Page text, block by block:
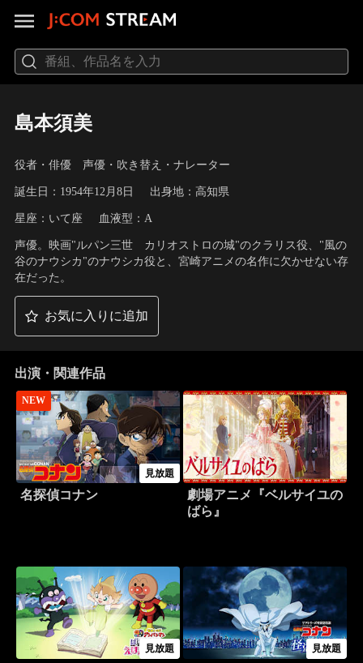
島本須美
役者・俳優 声優・吹き替え・ナレーター
誕生日：1954年12月8日 出身地：高知県
星座：いて座 血液型：A
声優。映画"ルパン三世 カリオストロの城"のクラリス役、"風の
谷のナウシカ"のナウシカ役と、宮崎アニメの名作に欠かせない存
在だった。
お気に入りに追加
出演・関連作品
NEW
見放題
名探偵コナン
劇場アニメ『ベルサイユの
ばら』
見放題 見放題